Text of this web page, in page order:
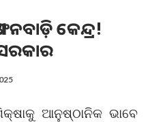
କେନ୍ଦ୍ର!
ଆନୁଷ୍ଠାନିକ ଭାବେ